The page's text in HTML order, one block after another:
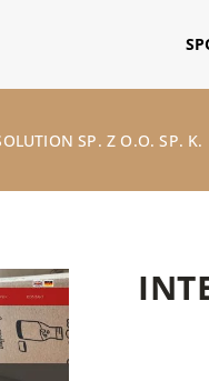
SP. Z O.O. SP. K.